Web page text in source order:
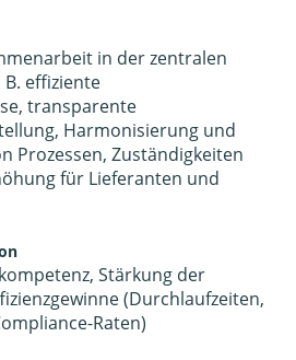
in der zentralen
effiziente
transparente
Harmonisierung und
Prozessen, Zuständigkeiten
für Lieferanten und
Stärkung der
(Durchlaufzeiten,
Raten)